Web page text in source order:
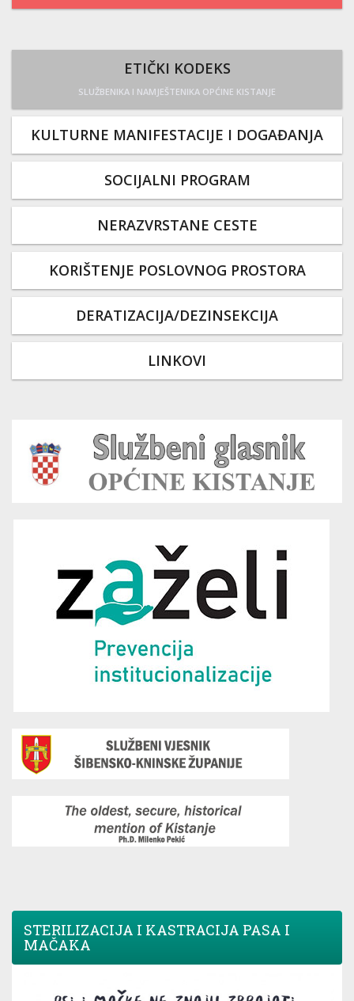
ETIČKI KODEKS
SLUŽBENIKA I NAMJEŠTENIKA OPĆINE KISTANJE
KULTURNE MANIFESTACIJE I DOGAĐANJA
SOCIJALNI PROGRAM
NERAZVRSTANE CESTE
KORIŠTENJE POSLOVNOG PROSTORA
DERATIZACIJA/DEZINSEKCIJA
LINKOVI
STERILIZACIJA I KASTRACIJA PASA I
MAČAKA